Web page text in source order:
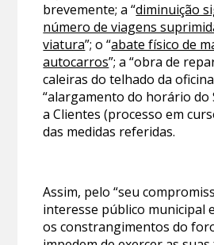
brevemente; a “diminuição
número de viagens
viatura”; o “abate físico de
autocarros”; a “obra de
caleiras do telhado da
“alargamento do horário do
a Clientes (processo em
das medidas referidas.
Assim, pelo “seu
interesse público municipal
os constrangimentos do